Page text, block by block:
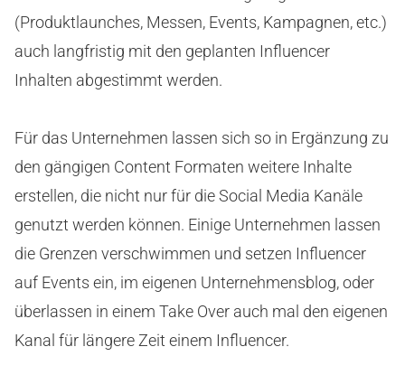
(Produktlaunches, Messen, Events, Kampagnen, etc.)
auch langfristig mit den geplanten Influencer
Inhalten abgestimmt werden.
Für das Unternehmen lassen sich so in Ergänzung zu
den gängigen Content Formaten weitere Inhalte
erstellen, die nicht nur für die Social Media Kanäle
genutzt werden können. Einige Unternehmen lassen
die Grenzen verschwimmen und setzen Influencer
auf Events ein, im eigenen Unternehmensblog, oder
überlassen in einem Take Over auch mal den eigenen
Kanal für längere Zeit einem Influencer.